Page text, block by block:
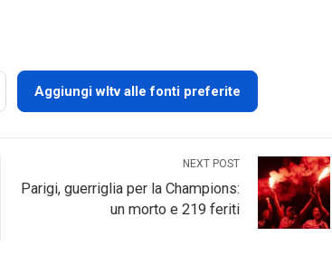
Aggiungi wltv alle fonti preferite
NEXT POST
Parigi, guerriglia per la Champions:
un morto e 219 feriti